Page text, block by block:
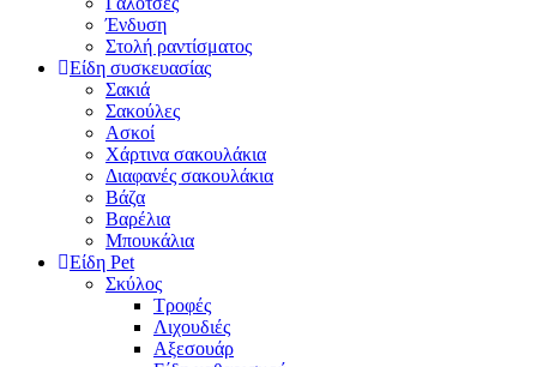
Ένδυση
Στολή ραντίσματος
Είδη συσκευασίας
Σακιά
Σακούλες
Ασκοί
Χάρτινα σακουλάκια
Διαφανές σακουλάκια
Βάζα
Βαρέλια
Μπουκάλια
Είδη Pet
Σκύλος
Τροφές
Λιχουδιές
Αξεσουάρ